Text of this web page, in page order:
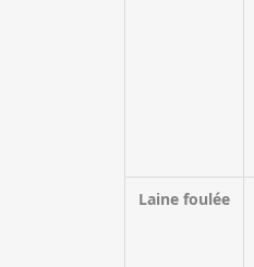
Laine foulée